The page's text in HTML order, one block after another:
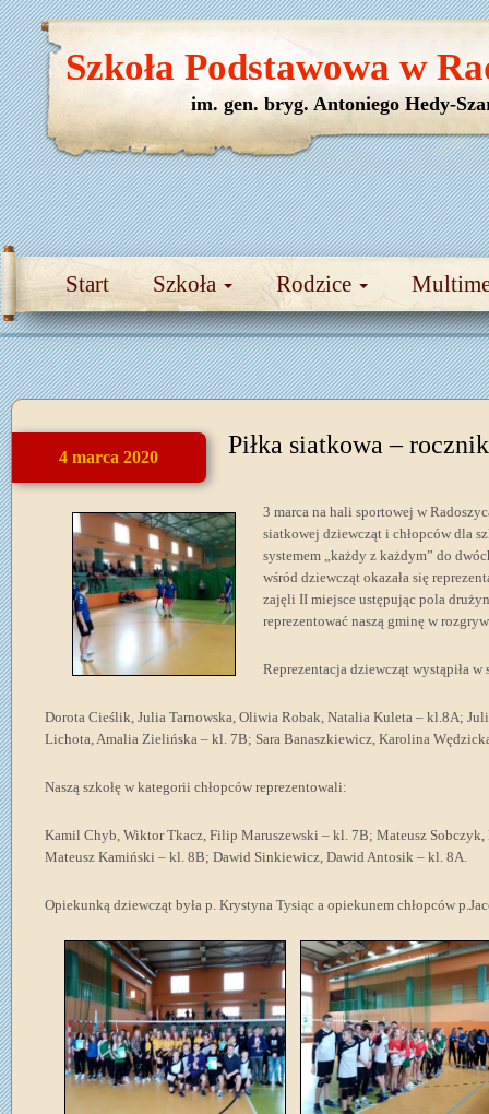
Start Szkoła Rodzice
Szkoła Podstawowa w
im. gen. bryg. Antoniego Hedy-
4 marca 2020 Piłka siatkowa –
3 marca na hali sportowej w
siatkowej dziewcząt i chłopców dla
systemem „każdy z każdym” do
wśród dziewcząt okazała się
zajęli II miejsce ustępując pola
reprezentować naszą gminę w
Reprezentacja dziewcząt wystąpiła w
Dorota Cieślik, Julia Tarnowska, Oliwia Robak, Natalia Kuleta – kl.8A;
Lichota, Amalia Zielińska – kl. 7B; Sara Banaszkiewicz, Karolina
Naszą szkołę w kategorii chłopców reprezentowali:
Kamil Chyb, Wiktor Tkacz, Filip Maruszewski – kl. 7B; Mateusz Sobczyk,
Mateusz Kamiński – kl. 8B; Dawid Sinkiewicz, Dawid Antosik – kl. 8A.
Opiekunką dziewcząt była p. Krystyna Tysiąc a opiekunem chłopców